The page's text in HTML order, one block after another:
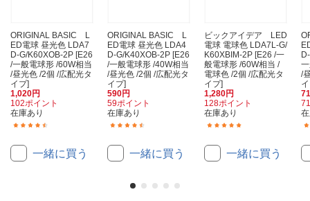
ORIGINAL BASIC L
ED電球 昼光色 LDA7
D-G/K60XOB-2P [E26
/一般電球形 /60W相当
/昼光色 /2個 /広配光タ
イプ]
1,020円
102ポイント
在庫あり
一緒に買う
ORIGINAL BASIC L
ED電球 昼光色 LDA4
D-G/K40XOB-2P [E26
/一般電球形 /40W相当
/昼光色 /2個 /広配光タ
イプ]
590円
59ポイント
在庫あり
一緒に買う
ビックアイデア LED
電球 電球色 LDA7L-G/
K60XBIM-2P [E26 /一
般電球形 /60W相当 /
電球色 /2個 /広配光タ
イプ]
1,280円
128ポイント
在庫あり
一緒に買う
/